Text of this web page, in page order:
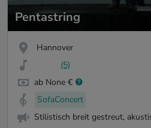
Pentastring
Hannover
(5)
ab None €
SofaConcert
Stilistisch breit gestreut,